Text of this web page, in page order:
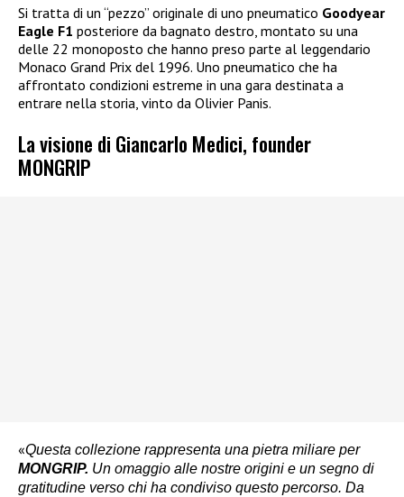
Si tratta di un “pezzo” originale di uno pneumatico Goodyear
Eagle F1 posteriore da bagnato destro, montato su una
delle 22 monoposto che hanno preso parte al leggendario
Monaco Grand Prix del 1996. Uno pneumatico che ha
affrontato condizioni estreme in una gara destinata a
entrare nella storia, vinto da Olivier Panis.
La visione di Giancarlo Medici, founder
MONGRIP
«Questa collezione rappresenta una pietra miliare per
MONGRIP. Un omaggio alle nostre origini e un segno di
gratitudine verso chi ha condiviso questo percorso. Da